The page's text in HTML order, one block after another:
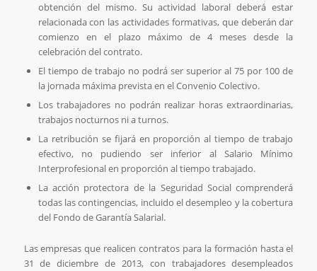
obtención del mismo. Su actividad laboral deberá estar
relacionada con las actividades formativas, que deberán dar
comienzo en el plazo máximo de 4 meses desde la
celebración del contrato.
El tiempo de trabajo no podrá ser superior al 75 por 100 de
la jornada máxima prevista en el Convenio Colectivo.
Los trabajadores no podrán realizar horas extraordinarias,
trabajos nocturnos ni a turnos.
La retribución se fijará en proporción al tiempo de trabajo
efectivo, no pudiendo ser inferior al Salario Mínimo
Interprofesional en proporción al tiempo trabajado.
La acción protectora de la Seguridad Social comprenderá
todas las contingencias, incluido el desempleo y la cobertura
del Fondo de Garantía Salarial.
Las empresas que realicen contratos para la formación hasta el
31 de diciembre de 2013, con trabajadores desempleados